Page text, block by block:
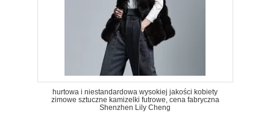
hurtowa i niestandardowa wysokiej jakości kobiety
zimowe sztuczne kamizelki futrowe, cena fabryczna
Shenzhen Lily Cheng